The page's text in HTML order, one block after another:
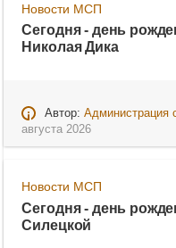
Новости МСП
Сегодня - день
Николая Дика
Автор: Администрация
августа 2026
Новости МСП
Сегодня - день
Силецкой